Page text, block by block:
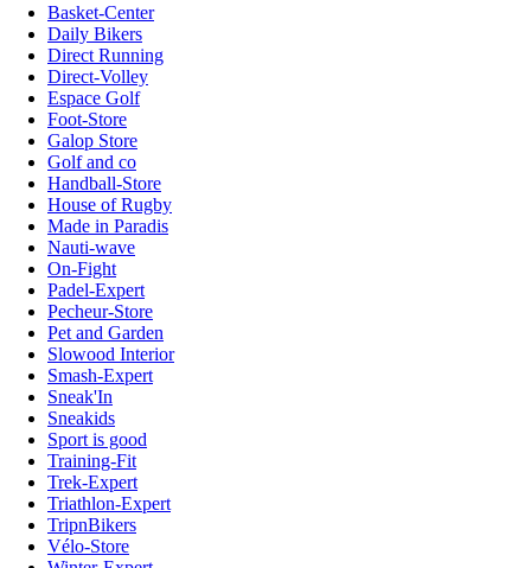
Basket-Center
Daily Bikers
Direct Running
Direct-Volley
Espace Golf
Foot-Store
Galop Store
Golf and co
Handball-Store
House of Rugby
Made in Paradis
Nauti-wave
On-Fight
Padel-Expert
Pecheur-Store
Pet and Garden
Slowood Interior
Smash-Expert
Sneak'In
Sneakids
Sport is good
Training-Fit
Trek-Expert
Triathlon-Expert
TripnBikers
Vélo-Store